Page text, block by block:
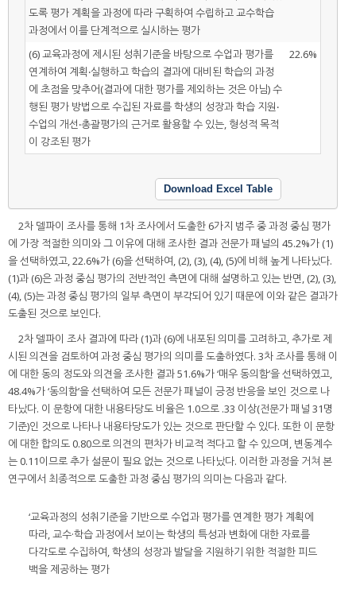
도록 평가 계획을 과정에 따라 구획하여 수립하고 교수학습
과정에서 이를 단계적으로 실시하는 평가
(6) 교육과정에 제시된 성취기준을 바탕으로 수업과 평가를
연계하여 계획‧실행하고 학습의 결과에 대비된 학습의 과정
에 초점을 맞추어(결과에 대한 평가를 제외하는 것은 아님) 수
행된 평가 방법으로 수집된 자료를 학생의 성장과 학습 지원‧
수업의 개선‧총괄평가의 근거로 활용할 수 있는, 형성적 목적
이 강조된 평가
22.6%
Download Excel Table
2차 델파이 조사를 통해 1차 조사에서 도출한 6가지 범주 중 과정 중심 평가
에 가장 적절한 의미와 그 이유에 대해 조사한 결과 전문가 패널의 45.2%가 (1)
을 선택하였고, 22.6%가 (6)을 선택하여, (2), (3), (4), (5)에 비해 높게 나타났다.
(1)과 (6)은 과정 중심 평가의 전반적인 측면에 대해 설명하고 있는 반면, (2), (3),
(4), (5)는 과정 중심 평가의 일부 측면이 부각되어 있기 때문에 이와 같은 결과가
도출된 것으로 보인다.
2차 델파이 조사 결과에 따라 (1)과 (6)에 내포된 의미를 고려하고, 추가로 제
시된 의견을 검토하여 과정 중심 평가의 의미를 도출하였다. 3차 조사를 통해 이
에 대한 동의 정도와 의견을 조사한 결과 51.6%가 ‘매우 동의함’을 선택하였고,
48.4%가 ‘동의함’을 선택하여 모든 전문가 패널이 긍정 반응을 보인 것으로 나
타났다. 이 문항에 대한 내용타당도 비율은 1.0으로 .33 이상(전문가 패널 31명
기준)인 것으로 나타나 내용타당도가 있는 것으로 판단할 수 있다. 또한 이 문항
에 대한 합의도 0.80으로 의견의 편차가 비교적 적다고 할 수 있으며, 변동계수
는 0.11이므로 추가 설문이 필요 없는 것으로 나타났다. 이러한 과정을 거쳐 본
연구에서 최종적으로 도출한 과정 중심 평가의 의미는 다음과 같다.
‘교육과정의 성취기준을 기반으로 수업과 평가를 연계한 평가 계획에
따라, 교수·학습 과정에서 보이는 학생의 특성과 변화에 대한 자료를
다각도로 수집하여, 학생의 성장과 발달을 지원하기 위한 적절한 피드
백을 제공하는 평가